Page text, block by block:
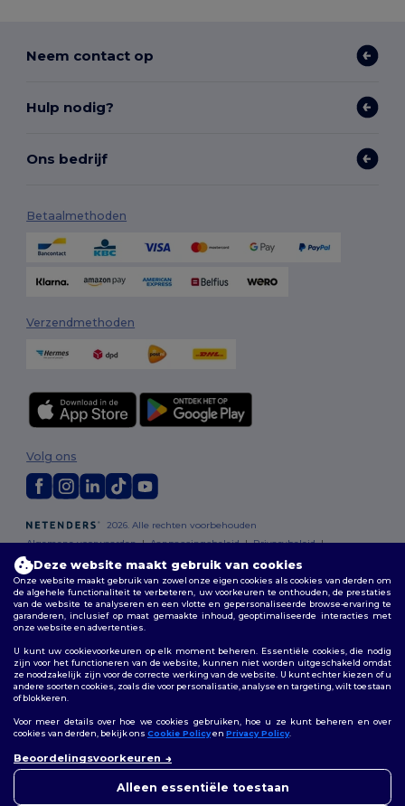
Neem contact op
Hulp nodig?
Ons bedrijf
Betaalmethoden
Verzendmethoden
2026. Alle rechten voorbehouden
Algemene voorwaarden|Aanpassingsbeleid|Privacybeleid|
Volg ons
Bruxelles| Anvers | Mortsel |Malines|Lierre | Turnhout| Geel|
Herentals | Hoogstraten| Bruges
Deze website maakt gebruik van cookies
Onze website maakt gebruik van zowel onze eigen cookies als cookies van derden om
de algehele functionaliteit te verbeteren, uw voorkeuren te onthouden, de prestaties
van de website te analyseren en een vlotte en gepersonaliseerde browse-ervaring te
garanderen, inclusief op maat gemaakte inhoud, geoptimaliseerde interacties met
onze website en advertenties.
U kunt uw cookievoorkeuren op elk moment beheren. Essentiële cookies, die nodig
zijn voor het functioneren van de website, kunnen niet worden uitgeschakeld omdat
ze noodzakelijk zijn voor de correcte werking van de website. U kunt echter kiezen of u
andere soorten cookies, zoals die voor personalisatie, analyse en targeting, wilt toestaan
of blokkeren.
Voor meer details over hoe we cookies gebruiken, hoe u ze kunt beheren en over
cookies van derden, bekijk ons Cookie Policyen Privacy Policy.
Beoordelingsvoorkeuren
Alleen essentiële toestaan
moment contact met ons